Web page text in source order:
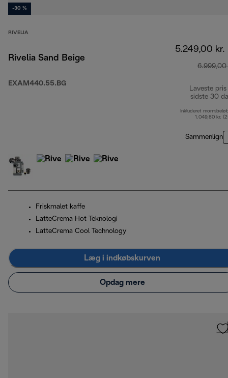
-30 %
RIVELIA
Rivelia Sand Beige
EXAM440.55.BG
5.249,00 kr.
6.999,00
Laveste pris
sidste 30
Inkluderet
1.049,80 kr.
Sammenlign
Friskmalet kaffe
LatteCrema Hot Teknologi
LatteCrema Cool Technology
Læg i indkøbskurven
Opdag mere